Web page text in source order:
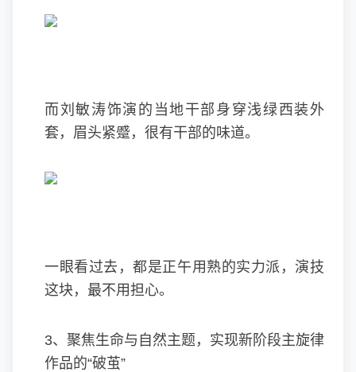
而刘敏涛饰演的当地干部身穿浅绿西装外
套，眉头紧蹙，很有干部的味道。
一眼看过去，都是正午用熟的实力派，演技
这块，最不用担心。
3、聚焦生命与自然主题，实现新阶段主旋律
作品的“破茧”